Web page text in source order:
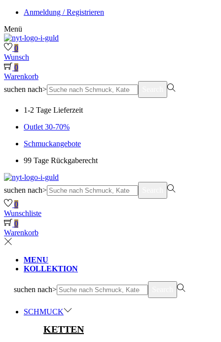
Anmeldung / Registrieren
Menü
0
Wunsch
0
Warenkorb
suchen nach>
1-2 Tage Lieferzeit
Outlet 30-70%
Schmuckangebote
99 Tage Rückgaberecht
suchen nach>
0
Wunschliste
0
Warenkorb
MENU
KOLLEKTION
suchen nach>
SCHMUCK
KETTEN